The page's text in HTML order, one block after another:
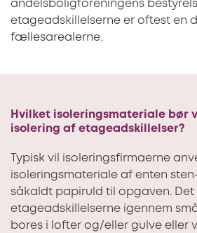
andelsboligforeningens
etageadskillelserne er oftest en
fællesarealerne.
Hvilket isoleringsmateriale bør
isolering af etageadskillelser?
Typisk vil isoleringsfirmaerne
isoleringsmateriale af enten
såkaldt papiruld til opgaven.
etageadskillelserne igennem
bores i lofter og/eller gulve eller